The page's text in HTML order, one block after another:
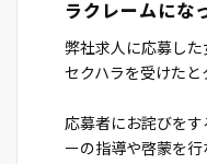
ラクレームにな
弊社求人に応募し
セクハラを受けたと
応募者にお詫びを
ーの指導や啓蒙を